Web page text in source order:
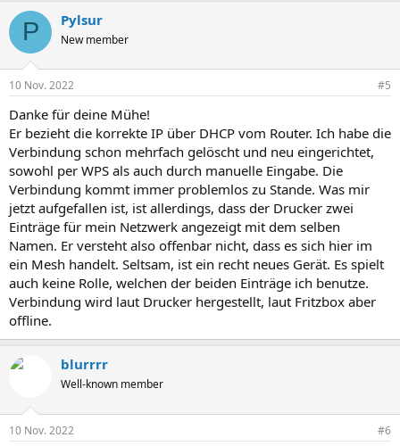
k
i
e
:
P Pylsur
New member
10 Nov. 2022 #5
Danke für deine Mühe!
Er bezieht die korrekte IP über DHCP vom Router. Ich habe die
Verbindung schon mehrfach gelöscht und neu eingerichtet,
sowohl per WPS als auch durch manuelle Eingabe. Die
Verbindung kommt immer problemlos zu Stande. Was mir
jetzt aufgefallen ist, ist allerdings, dass der Drucker zwei
Einträge für mein Netzwerk angezeigt mit dem selben
Namen. Er versteht also offenbar nicht, dass es sich hier im
ein Mesh handelt. Seltsam, ist ein recht neues Gerät. Es spielt
auch keine Rolle, welchen der beiden Einträge ich benutze.
Verbindung wird laut Drucker hergestellt, laut Fritzbox aber
offline.
blurrrr
Well-known member
10 Nov. 2022 #6